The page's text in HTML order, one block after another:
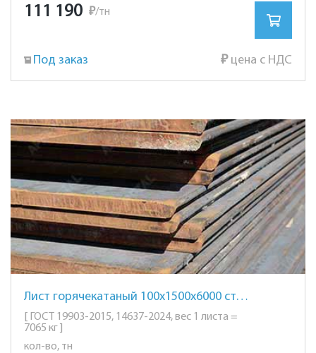
111 190 ₽/тн
Под заказ ₽цена с НДС
Лист горячекатаный 100х1500х6000 ст. 35
[ ГОСТ 19903-2015, 14637-2024, вес 1 листа =
7065 кг ]
кол-во, тн